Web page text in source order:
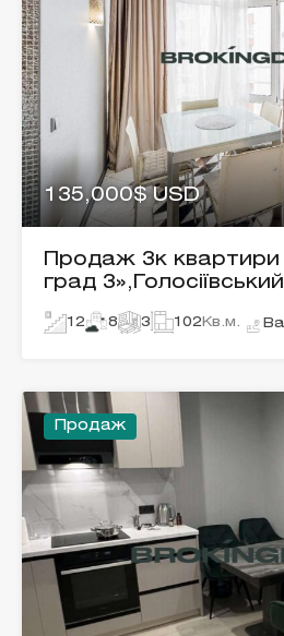
135,000$ USD
Продаж 3к
град
12 8 3 102 Кв.м.
Продаж